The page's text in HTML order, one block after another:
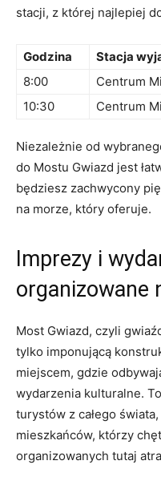
stacji, z⁢ której najlepiej⁤
Godzina Stacja
8:00
Centrum
10:30
Centrum
Niezależnie od
do Mostu Gwiazd jest
będziesz zachwycony
na morze, który oferuje.
Imprezy i
organizowane
Most ⁤Gwiazd, czyli
tylko imponującą
miejscem, gdzie
⁣wydarzenia kulturalne.
turystów z⁣ całego
mieszkańców, którzy
organizowanych‌ tutaj